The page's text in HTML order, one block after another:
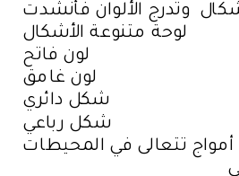
لوحة متنوعة الأشكال
لون فاتح
لون غامق
شكل دائري
شكل رباعي
أمواج تتعالى في المحيطات